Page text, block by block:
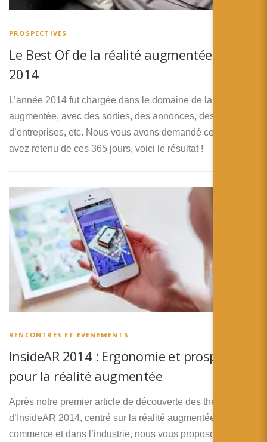
Español
PROSPECTIVES
Le Best Of de la réalité augmentée en
2014
L’année 2014 fut chargée dans le domaine de la réalité
augmentée, avec des sorties, des annonces, des fusions
d’entreprises, etc. Nous vous avons demandé ce que vous
avez retenu de ces 365 jours, voici le résultat !
RENCONTRES ET ÉVENEMENTS
InsideAR 2014 : Ergonomie et prospectives
pour la réalité augmentée
Après notre premier article de découverte des thèmes
d’InsideAR 2014, centré sur la réalité augmentée dans le
commerce et dans l’industrie, nous vous proposons de